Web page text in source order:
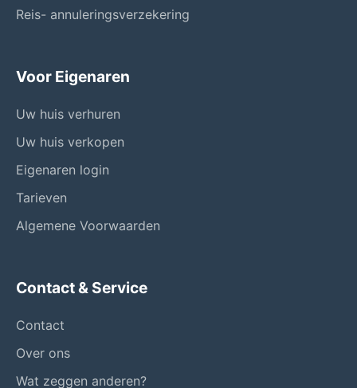
Reis- annuleringsverzekering
Voor Eigenaren
Uw huis verhuren
Uw huis verkopen
Eigenaren login
Tarieven
Algemene Voorwaarden
Contact & Service
Contact
Over ons
Wat zeggen anderen?